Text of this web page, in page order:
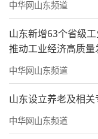
空间等；提供
项目，如跳绳
传统游戏，以
道、九连环等
爱玩、会玩、
动与课内课程
放松课程、益
中华网山东频道
山东新增63个省级工
推动工业经济高质量
中华网山东频道
山东设立养老及相
中华网山东频道